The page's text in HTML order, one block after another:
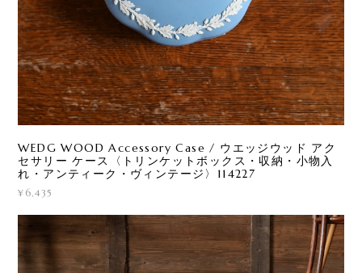
WEDG WOOD Accessory Case / ウエッジウッド アク
セサリー ケース〈トリンケットボックス・収納・小物入
れ・アンティーク・ヴィンテージ〉114227
¥6,435